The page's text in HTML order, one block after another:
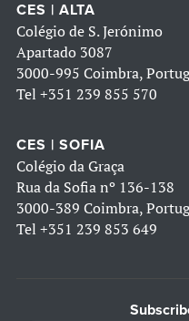
CES | ALTA
Colégio de S. Jerónimo
Apartado 3087
3000-995 Coimbra,
Tel +351 239 855 570
CES | SOFIA
Colégio da Graça
Rua da Sofia nº 136-138
3000-389 Coimbra,
Tel +351 239 853 649